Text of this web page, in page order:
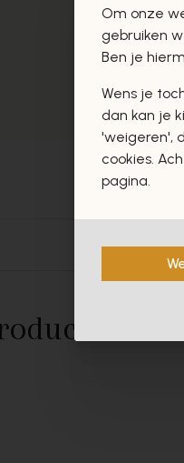
Om onze
gebruiken
Ben je
Wens je
dan kan je
'weigeren',
cookies.
pagina.